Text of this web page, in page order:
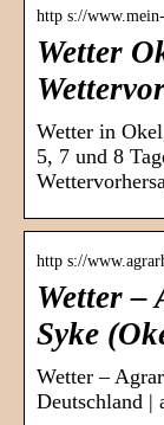
http s://
Wetter
Wetter in
5, 7 und 8
http s://
Wetter –
Syke
Wetter –
Deutschland |